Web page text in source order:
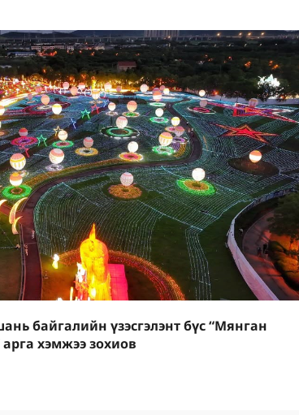
байгалийн үзэсгэлэнт бүс “Мянган
хэмжээ зохиов